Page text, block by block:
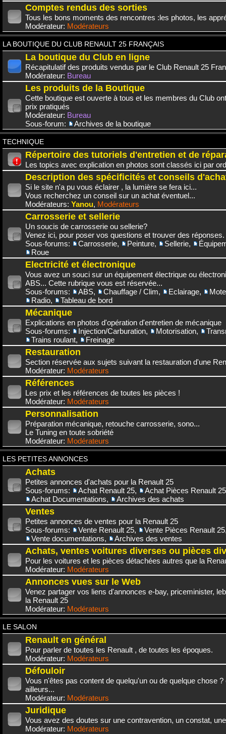
Comptes rendus des sorties
Tous les bons moments des rencontres :les photos, les
Modérateur: Modérateurs
LA BOUTIQUE DU CLUB RENAULT 25 FRANÇAIS
La boutique du Club en ligne
Récapitulatif des produits vendus par le Club Renault 25
Modérateur: Bureau
Les produits de la Boutique
Cette boutique est ouverte à tous et les membres du Club
prix pratiqués
Modérateur: Bureau
Sous-forum:
Archives de la boutique
TECHNIQUE
Répertoire des tutoriels d'entretien et de
Les topics avec explication en photos sont classés ici par
Description des spécificités et conseils
Si le site n'a pu vous éclairer , la lumière se fera ici...
Vous recherchez un conseil sur un achat éventuel...
Modérateurs: Yanou, Modérateurs
Carrosserie et sellerie
Un soucis de carrosserie ou sellerie?
Venez ici, pour poser vos questions et trouver des réponses.
Sous-forums:
Carrosserie, Peinture, Sellerie,
Roue
Electricité et électronique
Vous avez un souci sur un équipement électrique ou
ABS... Cette rubrique vous est réservée...
Sous-forums:
ABS, Chauffage / Clim, Eclairage,
Radio, Tableau de bord
Mécanique
Explications en photos d'opération d'entretien de mécanique
Sous-forums:
Injection/Carburation, Motorisation,
Trains roulant, Freinage
Restauration
Section réservée aux sujets suivant la restauration d'une
Modérateur: Modérateurs
Références
Les prix et les références de toutes les pièces !
Modérateur: Modérateurs
Personnalisation
Préparation mécanique, retouche carrosserie, sono...
Le Tuning en toute sobriété
Modérateur: Modérateurs
LES PETITES ANNONCES
Achats
Petites annonces d'achats pour la Renault 25
Sous-forums:
Achat Renault 25,
Achat Pièces Renault 25
Achat Documentations, Archives des achats
Ventes
Petites annonces de ventes pour la Renault 25
Sous-forums:
Vente Renault 25, Vente Pièces Renault 25
Vente documentations, Archives des ventes
Achats, ventes voitures diverses ou pièces
Pour les voitures et les pièces détachées autres que la
Modérateur: Modérateurs
Annonces vues sur le Web
Venez partager vos liens d'annonces e-bay, priceminister,
la Renault 25
Modérateur: Modérateurs
LE SALON
Renault en général
Pour parler de toutes les Renault , de toutes les époques.
Modérateur: Modérateurs
Défouloir
Vous n'êtes pas content de quelqu'un ou de quelque chose
ailleurs...
Modérateur: Modérateurs
Juridique
Vous avez des doutes sur une contravention, un constat,
Modérateur: Modérateurs